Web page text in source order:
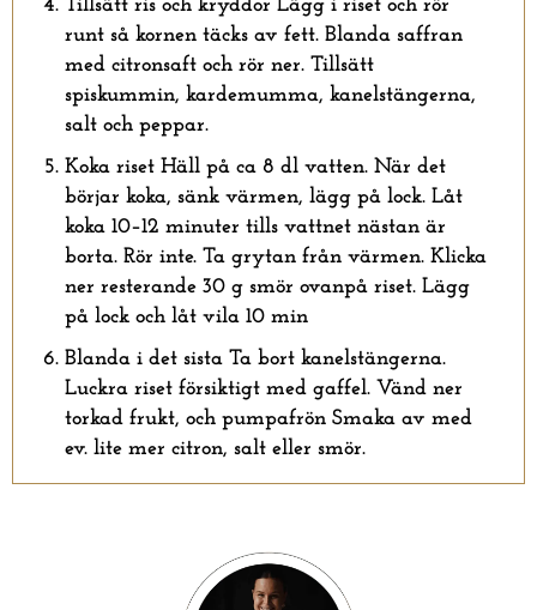
Tillsätt ris och kryddor Lägg i riset och rör
runt så kornen täcks av fett. Blanda saffran
med citronsaft och rör ner. Tillsätt
spiskummin, kardemumma, kanelstängerna,
salt och peppar.
Koka riset Häll på ca 8 dl vatten. När det
börjar koka, sänk värmen, lägg på lock. Låt
koka 10–12 minuter tills vattnet nästan är
borta. Rör inte. Ta grytan från värmen. Klicka
ner resterande 30 g smör ovanpå riset. Lägg
på lock och låt vila 10 min
Blanda i det sista Ta bort kanelstängerna.
Luckra riset försiktigt med gaffel. Vänd ner
torkad frukt, och pumpafrön Smaka av med
ev. lite mer citron, salt eller smör.